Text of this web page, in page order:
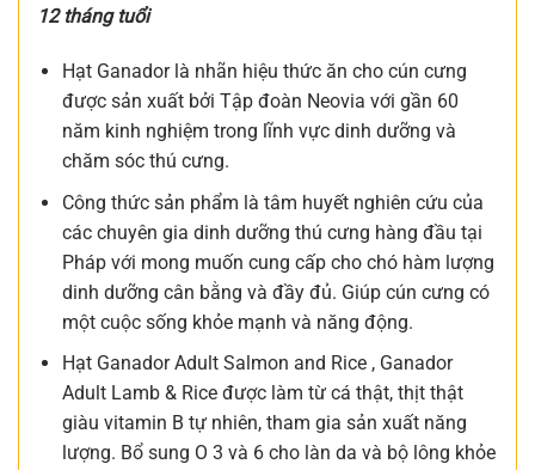
12 tháng tuổi
Hạt Ganador là nhãn hiệu thức ăn cho cún cưng
được sản xuất bởi Tập đoàn Neovia với gần 60
năm kinh nghiệm trong lĩnh vực dinh dưỡng và
chăm sóc thú cưng.
Công thức sản phẩm là tâm huyết nghiên cứu của
các chuyên gia dinh dưỡng thú cưng hàng đầu tại
Pháp với mong muốn cung cấp cho chó hàm lượng
dinh dưỡng cân bằng và đầy đủ. Giúp cún cưng có
một cuộc sống khỏe mạnh và năng động.
Hạt Ganador Adult Salmon and Rice , Ganador
Adult Lamb & Rice được làm từ cá thật, thịt thật
giàu vitamin B tự nhiên, tham gia sản xuất năng
lượng. Bổ sung O 3 và 6 cho làn da và bộ lông khỏe